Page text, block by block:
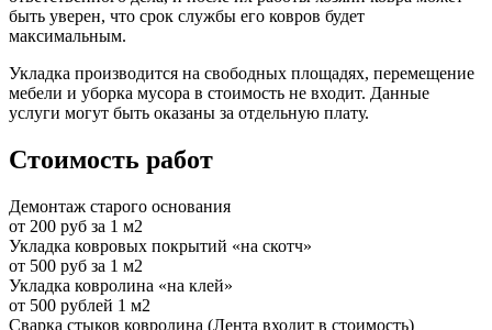
быть уверен, что срок службы его ковров будет
максимальным.
Укладка производится на свободных площадях, перемещение
мебели и уборка мусора в стоимость не входит. Данные
услуги могут быть оказаны за отдельную плату.
Стоимость работ
Демонтаж старого основания
от 200 руб за 1 м2
Укладка ковровых покрытий «на скотч»
от 500 руб за 1 м2
Укладка ковролина «на клей»
от 500 рублей 1 м2
Сварка стыков ковролина (Лента входит в стоимость)